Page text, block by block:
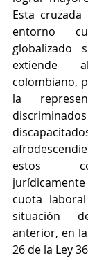
Esta
entorno
globalizado
extiende
colombiano,
la
estos
cuota
situación
anterior, en
26 de la Ley